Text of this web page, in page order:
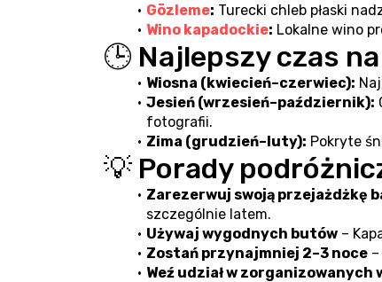
Gözleme: Turecki chleb płaski
Wino kapadockie: Lokalne wino
🕒 Najlepszy czas
Wiosna (kwiecień–czerwiec):
Jesień (wrzesień–październik):
fotografii.
Zima (grudzień–luty): Pokryte
💡 Porady
Zarezerwuj swoją przejażdżkę
szczególnie latem.
Używaj wygodnych butów –
Zostań przynajmniej 2–3 noce –
Weź udział w zorganizowanych